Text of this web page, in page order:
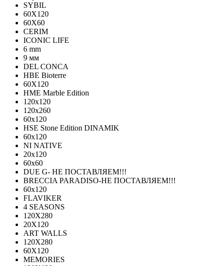
SYBIL
60X120
60X60
CERIM
ICONIC LIFE
6 mm
9 мм
DEL CONCA
HBE Bioterre
60Х120
HME Marble Edition
120x120
120x260
60x120
HSE Stone Edition DINAMIK
60x120
NI NATIVE
20х120
60х60
DUE G- НЕ ПОСТАВЛЯЕМ!!!
BRECCIA PARADISO-НЕ ПОСТАВЛЯЕМ!!!
60х120
FLAVIKER
4 SEASONS
120Х280
20X120
ART WALLS
120Х280
60Х120
MEMORIES